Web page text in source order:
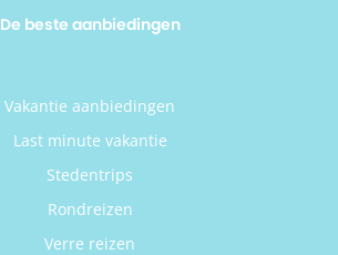
De beste aanbiedingen
Vakantie aanbiedingen
Last minute vakantie
Stedentrips
Rondreizen
Verre reizen